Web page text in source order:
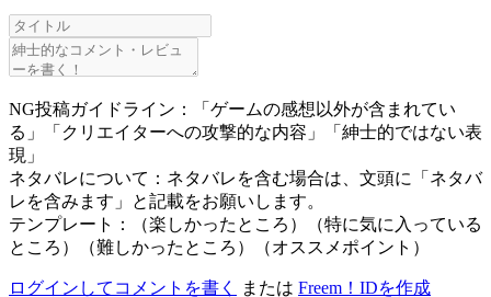
NG投稿ガイドライン：「ゲームの感想以外が含まれてい
る」「クリエイターへの攻撃的な内容」「紳士的ではない表
現」
ネタバレについて：ネタバレを含む場合は、文頭に「ネタバ
レを含みます」と記載をお願いします。
テンプレート：（楽しかったところ）（特に気に入っている
ところ）（難しかったところ）（オススメポイント）
ログインしてコメントを書く または Freem！IDを作成